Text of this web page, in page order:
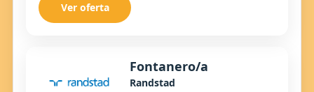
Ver oferta
Fontanero/a
Randstad